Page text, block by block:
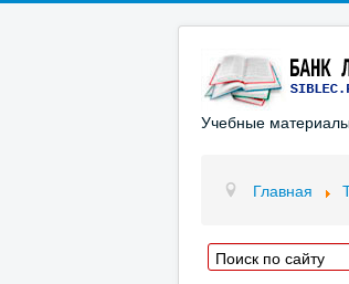
Учебные
Главная